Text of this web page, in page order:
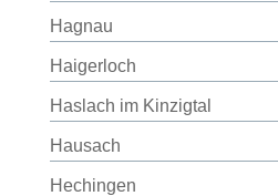
Hagnau
Haigerloch
Haslach im Kinzigtal
Hausach
Hechingen